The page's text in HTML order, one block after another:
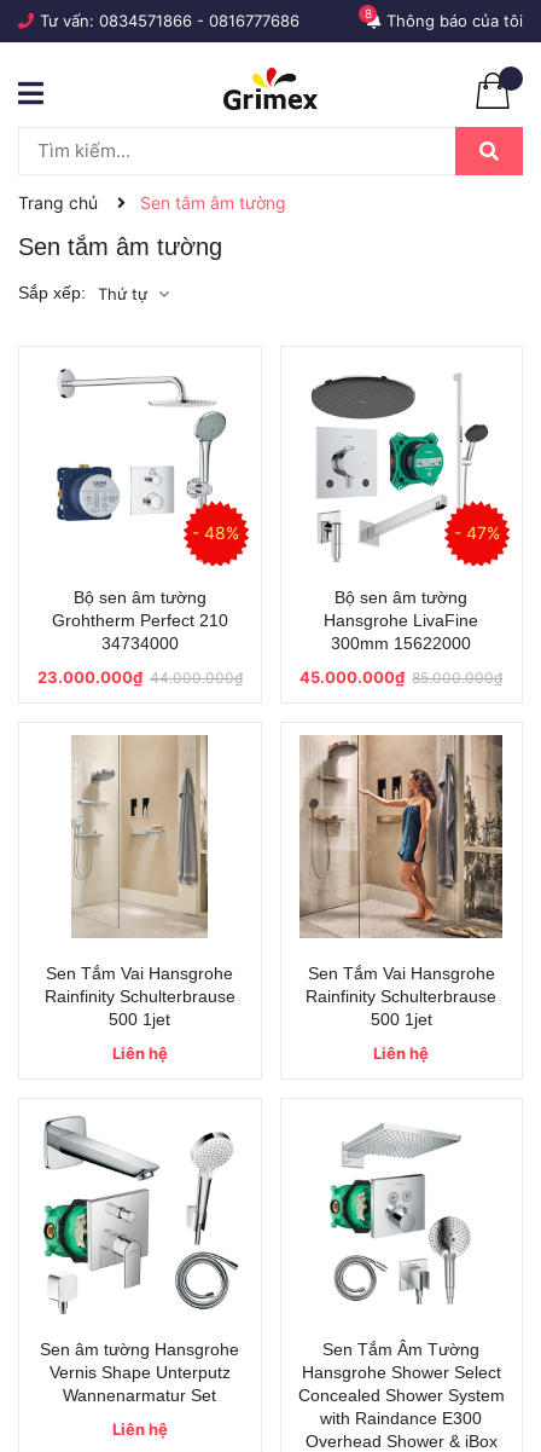
Tư vấn: 0834571866 - 0816777686 Thông báo của tôi
8
Trang chủ Sen tắm âm tường
Sen tắm âm tường
Sắp xếp: Thứ tự
- 48%
Bộ sen âm tường
Grohtherm Perfect 210
34734000
23.000.000₫ 44.000.000₫
- 47%
Bộ sen âm tường
Hansgrohe LivaFine
300mm 15622000
45.000.000₫85.000.000₫
Sen Tắm Vai Hansgrohe
Rainfinity Schulterbrause
500 1jet
Liên hệ
Sen Tắm Vai Hansgrohe
Rainfinity Schulterbrause
500 1jet
Liên hệ
Sen âm tường Hansgrohe
Vernis Shape Unterputz
Wannenarmatur Set
Liên hệ
Sen Tắm Âm Tường
Hansgrohe Shower Select
Concealed Shower System
with Raindance E300
Overhead Shower & iBox